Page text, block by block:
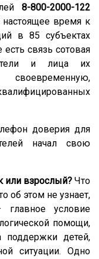
8-800-2000-122
настоящее время к
в 85 субъектах
связь сотовая
и лица их
доверия для
начал свою
или взрослый? Что
об этом не узнает,
главное условие
помощи,
поддержки детей,
ситуации. Одно